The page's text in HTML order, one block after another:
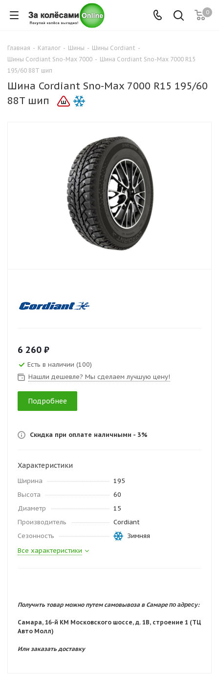
0
Главная - Каталог - Шины - Шины Cordiant -
Шины Cordiant Sno-Max 7000 - Шина Cordiant Sno-Max 7000 R15
195/60 88T шип
Шина Cordiant Sno-Max 7000 R15 195/60
88T шип
6 260 ₽
Есть в наличии (100)
Нашли дешевле? Мы сделаем лучшую цену!
Подробнее
Скидка при оплате наличными - 3%
Характеристики
Ширина
195
Высота
60
Диаметр
15
Производитель
Cordiant
Сезонность
Зимняя
Все характеристики
Получить товар можно путем самовывоза в Самарепо адресу:
Самара, 16-й КМ Московского шоссе, д. 1В, строение 1 (ТЦ
Авто Молл)
Или заказать доставку